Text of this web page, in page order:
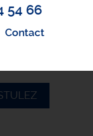
54 66
Contact